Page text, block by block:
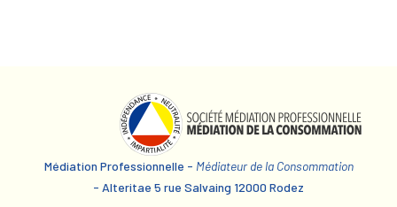
Médiation Professionnelle - Médiateur de la Consommation
- Alteritae 5 rue Salvaing 12000 Rodez